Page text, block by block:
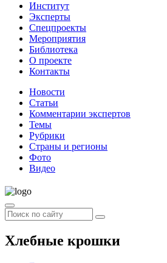
Институт
Эксперты
Спецпроекты
Мероприятия
Библиотека
О проекте
Контакты
Новости
Статьи
Комментарии экспертов
Темы
Рубрики
Страны и регионы
Фото
Видео
Хлебные крошки